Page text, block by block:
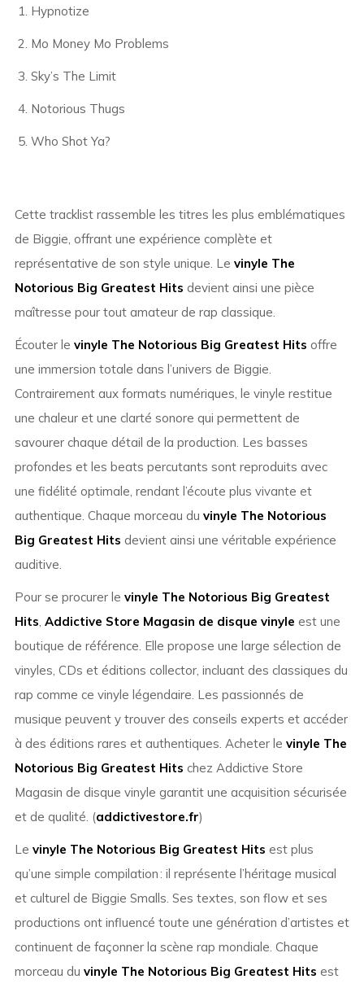
Hypnotize
Mo Money Mo Problems
Sky’s The Limit
Notorious Thugs
Who Shot Ya?
Cette tracklist rassemble les titres les plus emblématiques
de Biggie, offrant une expérience complète et
représentative de son style unique. Le vinyle The
Notorious Big Greatest Hits devient ainsi une pièce
maîtresse pour tout amateur de rap classique.
Écouter le vinyle The Notorious Big Greatest Hits offre
une immersion totale dans l’univers de Biggie.
Contrairement aux formats numériques, le vinyle restitue
une chaleur et une clarté sonore qui permettent de
savourer chaque détail de la production. Les basses
profondes et les beats percutants sont reproduits avec
une fidélité optimale, rendant l’écoute plus vivante et
authentique. Chaque morceau du vinyle The Notorious
Big Greatest Hits devient ainsi une véritable expérience
auditive.
Pour se procurer le vinyle The Notorious Big Greatest
Hits, Addictive Store Magasin de disque vinyle est une
boutique de référence. Elle propose une large sélection de
vinyles, CDs et éditions collector, incluant des classiques du
rap comme ce vinyle légendaire. Les passionnés de
musique peuvent y trouver des conseils experts et accéder
à des éditions rares et authentiques. Acheter le vinyle The
Notorious Big Greatest Hits chez Addictive Store
Magasin de disque vinyle garantit une acquisition sécurisée
et de qualité. (addictivestore.fr)
Le vinyle The Notorious Big Greatest Hits est plus
qu’une simple compilation : il représente l’héritage musical
et culturel de Biggie Smalls. Ses textes, son flow et ses
productions ont influencé toute une génération d’artistes et
continuent de façonner la scène rap mondiale. Chaque
morceau du vinyle The Notorious Big Greatest Hits est